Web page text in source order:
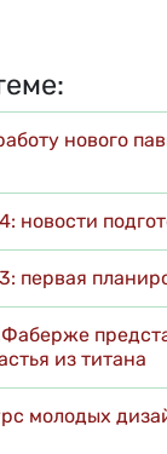
нового
новости
первая
из титана
молодых